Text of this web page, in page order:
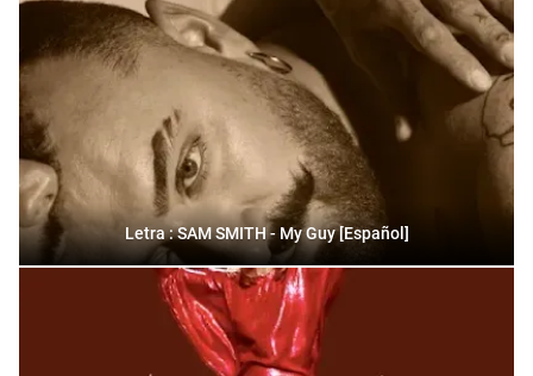
Letra : SAM SMITH - My Guy [Español]